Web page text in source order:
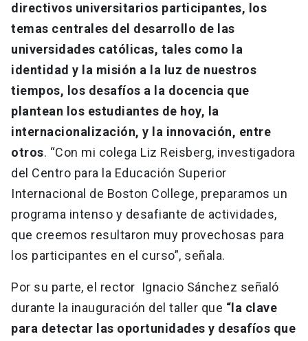
directivos universitarios participantes, los
temas centrales del desarrollo de las
universidades católicas, tales como la
identidad y la misión a la luz de nuestros
tiempos, los desafíos a la docencia que
plantean los estudiantes de hoy, la
internacionalización, y la innovación, entre
otros. “Con mi colega Liz Reisberg, investigadora
del Centro para la Educación Superior
Internacional de Boston College, preparamos un
programa intenso y desafiante de actividades,
que creemos resultaron muy provechosas para
los participantes en el curso”, señala.
Por su parte, el rector Ignacio Sánchez señaló
durante la inauguración del taller que “la clave
para detectar las oportunidades y desafíos que